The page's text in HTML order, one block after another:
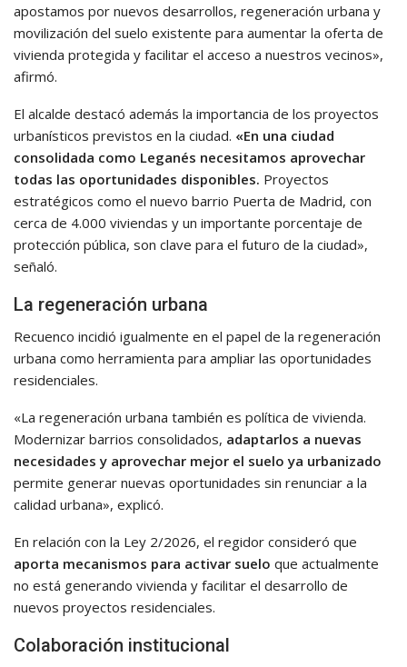
apostamos por nuevos desarrollos, regeneración urbana y
movilización del suelo existente para aumentar la oferta de
vivienda protegida y facilitar el acceso a nuestros vecinos»,
afirmó.
El alcalde destacó además la importancia de los proyectos
urbanísticos previstos en la ciudad. «En una ciudad
consolidada como Leganés necesitamos aprovechar
todas las oportunidades disponibles. Proyectos
estratégicos como el nuevo barrio Puerta de Madrid, con
cerca de 4.000 viviendas y un importante porcentaje de
protección pública, son clave para el futuro de la ciudad»,
señaló.
La regeneración urbana
Recuenco incidió igualmente en el papel de la regeneración
urbana como herramienta para ampliar las oportunidades
residenciales.
«La regeneración urbana también es política de vivienda.
Modernizar barrios consolidados, adaptarlos a nuevas
necesidades y aprovechar mejor el suelo ya urbanizado
permite generar nuevas oportunidades sin renunciar a la
calidad urbana», explicó.
En relación con la Ley 2/2026, el regidor consideró que
aporta mecanismos para activar suelo que actualmente
no está generando vivienda y facilitar el desarrollo de
nuevos proyectos residenciales.
Colaboración institucional